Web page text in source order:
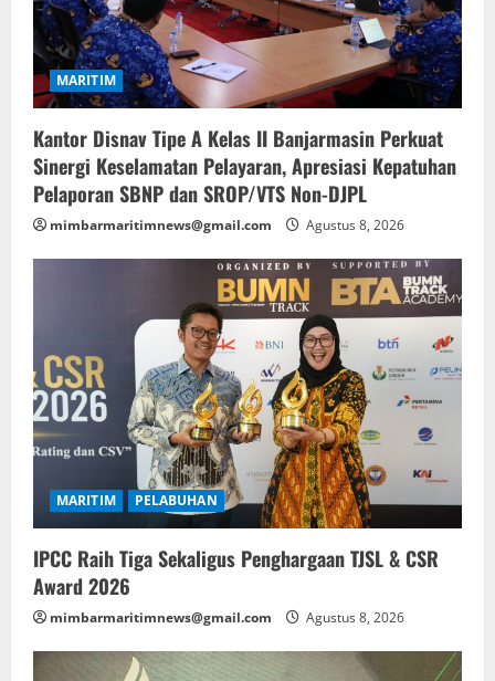
MARITIM
Kantor Disnav Tipe A Kelas II Banjarmasin Perkuat
Sinergi Keselamatan Pelayaran, Apresiasi Kepatuhan
Pelaporan SBNP dan SROP/VTS Non-DJPL
mimbarmaritimnews@gmail.com Agustus 8, 2026
MARITIM PELABUHAN
IPCC Raih Tiga Sekaligus Penghargaan TJSL & CSR
Award 2026
mimbarmaritimnews@gmail.com Agustus 8, 2026